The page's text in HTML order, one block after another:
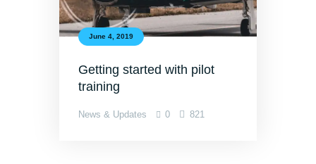
June 4, 2019
Getting started with pilot
training
News & Updates 0 821